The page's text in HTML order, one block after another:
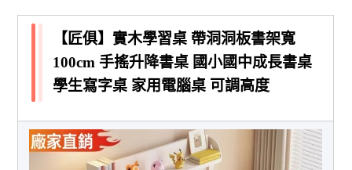
【匠俱】實木學習桌 帶洞洞板書架寬
100cm 手搖升降書桌 國小國中成長書桌
學生寫字桌 家用電腦桌 可調高度